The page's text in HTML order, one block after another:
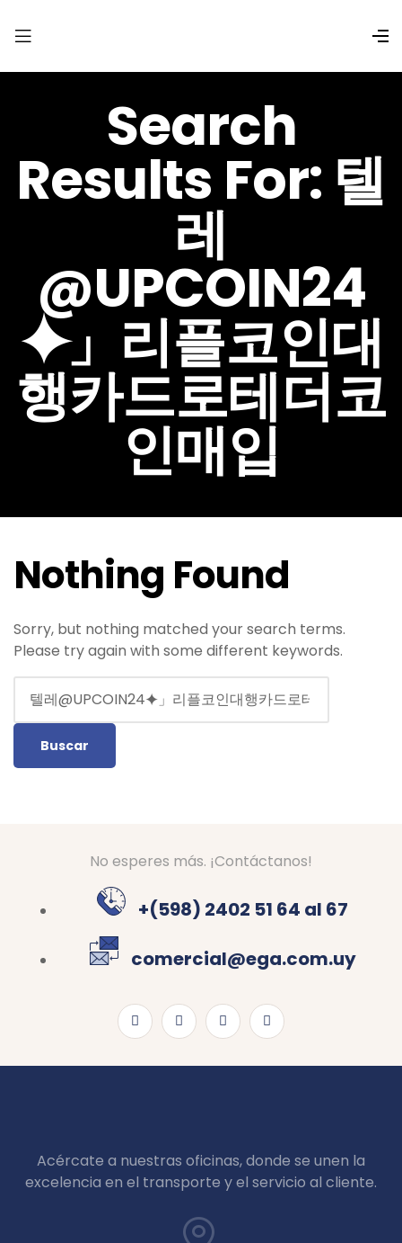
Search
Results For: 텔
레
@UPCOIN24
⯌」리플코인대
행카드로테더코
인매입
Nothing Found
Sorry, but nothing matched your search terms.
Please try again with some different keywords.
No esperes más. ¡Contáctanos!
+(598) 2402 51 64 al 67
comercial@ega.com.uy
Acércate a nuestras oficinas, donde se unen la
excelencia en el transporte y el servicio al cliente.